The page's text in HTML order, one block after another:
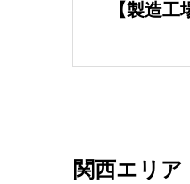
【製造
関西エリア